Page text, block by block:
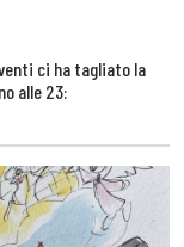
ci ha tagliato la
alle 23: